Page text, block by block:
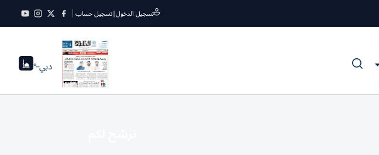
تسجيل الدخول|تسجيل حساب
دبي--°